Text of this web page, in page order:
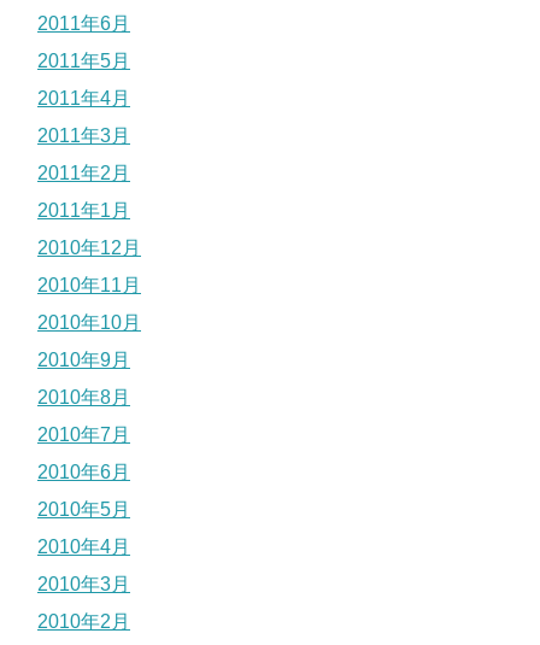
2011年6月
2011年5月
2011年4月
2011年3月
2011年2月
2011年1月
2010年12月
2010年11月
2010年10月
2010年9月
2010年8月
2010年7月
2010年6月
2010年5月
2010年4月
2010年3月
2010年2月